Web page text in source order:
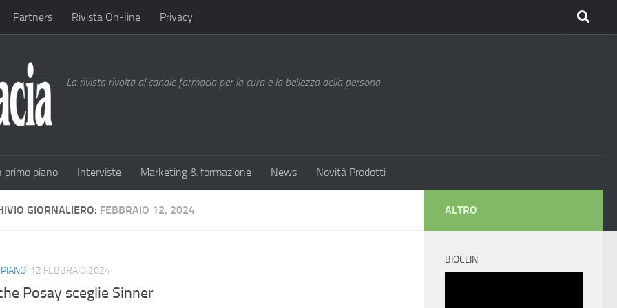
Partners Rivista On-line Privacy
La rivista rivolta al canale farmacia per la cura e la bellezza della persona
primo piano Interviste Marketing & formazione News Novità Prodotti
GIORNALIERO: FEBBRAIO 12, 2024
12 FEBBRAIO 2024
Posay sceglie Sinner
ALTRO
BIOCLIN